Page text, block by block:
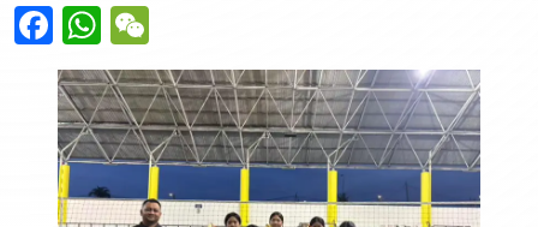
F
a
c
e
b
o
W
h
at
s
A
p
e
C
h
at